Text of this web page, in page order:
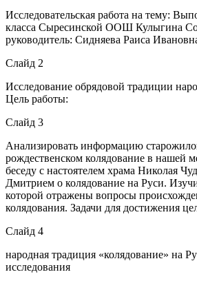
Исследовательская работа на тему:
класса Сыресинской ООШ Кулыгина
руководитель: Сидняева Раиса
Слайд 2
Исследование обрядовой традиции
Цель работы:
Слайд 3
Анализировать информацию
рождественском колядование в нашей
беседу с настоятелем храма Николая
Дмитрием о колядование на Руси.
которой отражены вопросы
колядования. Задачи для достижения
Слайд 4
народная традиция «колядование» на
исследования